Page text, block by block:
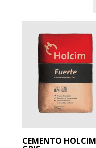
CEMENTO HOLCIM